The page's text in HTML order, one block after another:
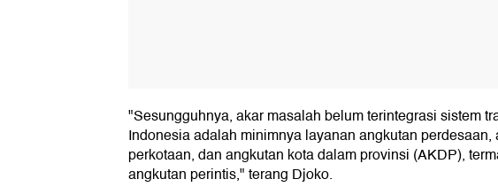
"Sesungguhnya, akar masalah belum terintegrasi sistem
Indonesia adalah minimnya layanan angkutan perdesaan,
perkotaan, dan angkutan kota dalam provinsi (AKDP),
angkutan perintis," terang Djoko.